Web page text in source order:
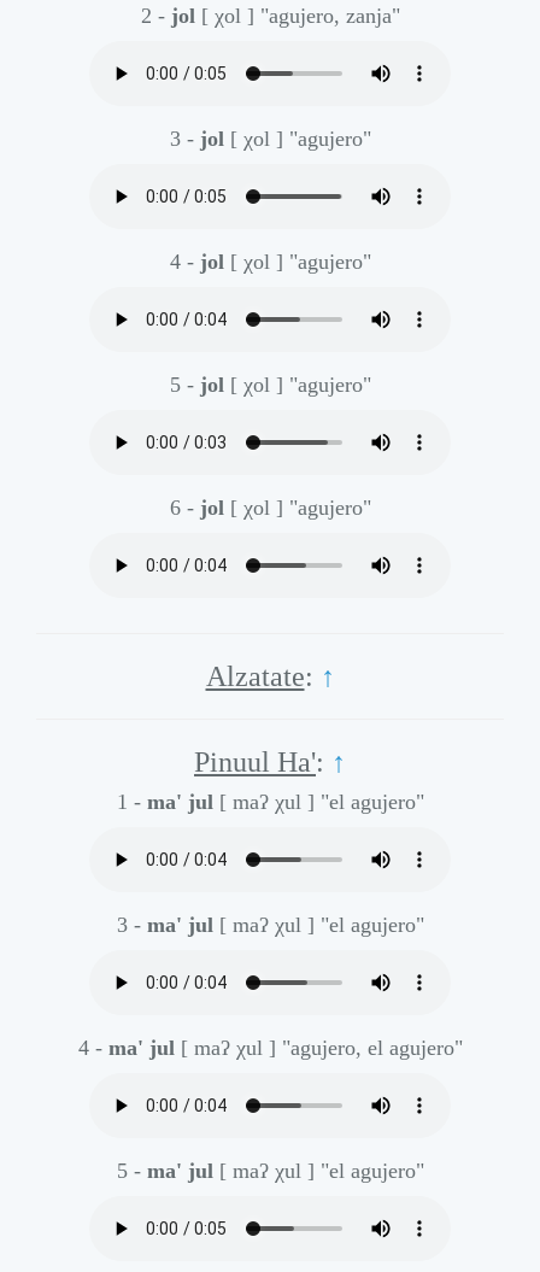
2 - jol [ χol ] "agujero, zanja"
3 - jol [ χol ] "agujero"
4 - jol [ χol ] "agujero"
5 - jol [ χol ] "agujero"
6 - jol [ χol ] "agujero"
Alzatate: ↑
Pinuul Ha': ↑
1 - ma' jul [ maʔ χul ] "el agujero"
3 - ma' jul [ maʔ χul ] "el agujero"
4 - ma' jul [ maʔ χul ] "agujero, el agujero"
5 - ma' jul [ maʔ χul ] "el agujero"